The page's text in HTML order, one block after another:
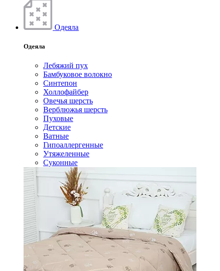
Одеяла
Одеяла
Лебяжий пух
Бамбуковое волокно
Синтепон
Холлофайбер
Овечья шерсть
Верблюжья шерсть
Пуховые
Детские
Ватные
Гипоаллергенные
Утяжеленные
Суконные